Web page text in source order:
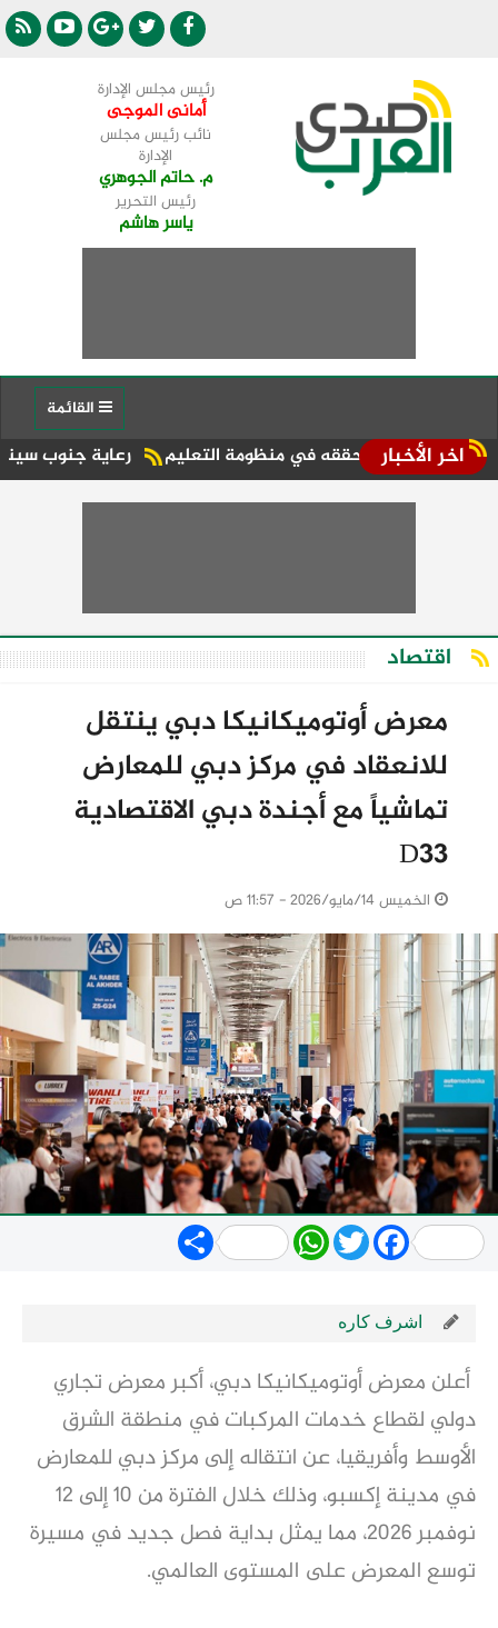
رئيس مجلس الإدارة
أمانى الموجى
نائب رئيس مجلس
الإدارة
م. حاتم الجوهري
رئيس التحرير
ياسر هاشم
اخر الأخبار رعاية جنوب سيناء تضع لما حققه في منظومة التعليم
اقتصاد
معرض أوتوميكانيكا دبي ينتقل
للانعقاد في مركز دبي للمعارض
تماشياً مع أجندة دبي الاقتصادية
D33
الخميس 14/مايو/2026 - 11:57 ص
Share WhatsApp
TwitterFacebook
اشرف كاره
أعلن معرض أوتوميكانيكا دبي، أكبر معرض تجاري
دولي لقطاع خدمات المركبات في منطقة الشرق
الأوسط وأفريقيا، عن انتقاله إلى مركز دبي للمعارض
في مدينة إكسبو، وذلك خلال الفترة من 10 إلى 12
نوفمبر 2026، مما يمثل بداية فصل جديد في مسيرة
توسع المعرض على المستوى العالمي.